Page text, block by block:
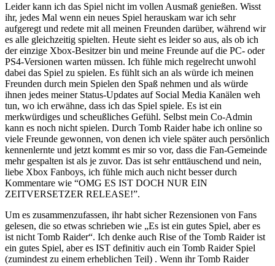
Leider kann ich das Spiel nicht im vollen Ausmaß genießen. Wisst
ihr, jedes Mal wenn ein neues Spiel herauskam war ich sehr
aufgeregt und redete mit all meinen Freunden darüber, während wir
es alle gleichzeitig spielten. Heute sieht es leider so aus, als ob ich
der einzige Xbox-Besitzer bin und meine Freunde auf die PC- oder
PS4-Versionen warten müssen. Ich fühle mich regelrecht unwohl
dabei das Spiel zu spielen. Es fühlt sich an als würde ich meinen
Freunden durch mein Spielen den Spaß nehmen und als würde
ihnen jedes meiner Status-Updates auf Social Media Kanälen weh
tun, wo ich erwähne, dass ich das Spiel spiele. Es ist ein
merkwürdiges und scheußliches Gefühl. Selbst mein Co-Admin
kann es noch nicht spielen. Durch Tomb Raider habe ich online so
viele Freunde gewonnen, von denen ich viele später auch persönlich
kennenlernte und jetzt kommt es mir so vor, dass die Fan-Gemeinde
mehr gespalten ist als je zuvor. Das ist sehr enttäuschend und nein,
liebe Xbox Fanboys, ich fühle mich auch nicht besser durch
Kommentare wie “OMG ES IST DOCH NUR EIN
ZEITVERSETZER RELEASE!”.
Um es zusammenzufassen, ihr habt sicher Rezensionen von Fans
gelesen, die so etwas schrieben wie „Es ist ein gutes Spiel, aber es
ist nicht Tomb Raider“. Ich denke auch Rise of the Tomb Raider ist
ein gutes Spiel, aber es IST definitiv auch ein Tomb Raider Spiel
(zumindest zu einem erheblichen Teil) . Wenn ihr Tomb Raider